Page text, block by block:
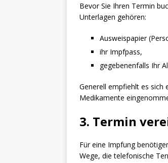
Bevor Sie Ihren Termin
Unterlagen gehören:
Ausweispapier
ihr Impfpass,
gegebenenfalls Ihr
Generell empfiehlt es sich
Medikamente
3. Termin
Für eine Impfung
Wege, die telefonische